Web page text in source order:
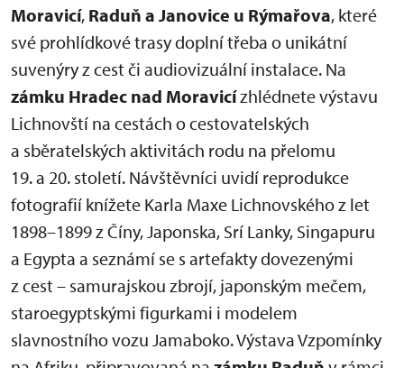
Moravicí, Raduň a Janovice u Rýmařova, které
své prohlídkové trasy doplní třeba o unikátní
suvenýry z cest či audiovizuální instalace. Na
zámku Hradec nad Moravicízhlédnete výstavu
Lichnovští na cestách o cestovatelských
a sběratelských aktivitách rodu na přelomu
19. a 20. století. Návštěvníci uvidí reprodukce
fotografií knížete Karla Maxe Lichnovského z let
1898–1899 z Číny, Japonska, Srí Lanky, Singapuru
a Egypta a seznámí se s artefakty dovezenými
z cest – samurajskou zbrojí, japonským mečem,
staroegyptskými figurkami i modelem
slavnostního vozu Jamaboko. Výstava Vzpomínky